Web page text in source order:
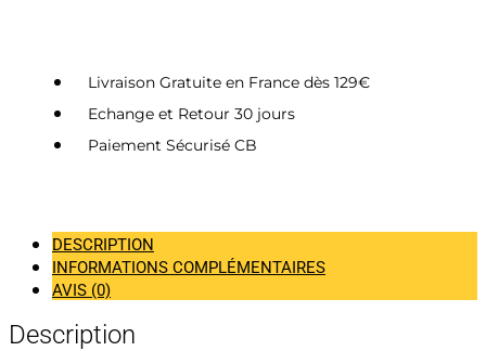
Livraison Gratuite en France dès 129€
Echange et Retour 30 jours
Paiement Sécurisé CB
DESCRIPTION
INFORMATIONS COMPLÉMENTAIRES
AVIS (0)
Description